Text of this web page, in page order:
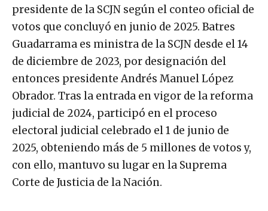
presidente de la SCJN según el conteo oficial de
votos que concluyó en junio de 2025. Batres
Guadarrama es ministra de la SCJN desde el 14
de diciembre de 2023, por designación del
entonces presidente Andrés Manuel López
Obrador. Tras la entrada en vigor de la reforma
judicial de 2024, participó en el proceso
electoral judicial celebrado el 1 de junio de
2025, obteniendo más de 5 millones de votos y,
con ello, mantuvo su lugar en la Suprema
Corte de Justicia de la Nación.